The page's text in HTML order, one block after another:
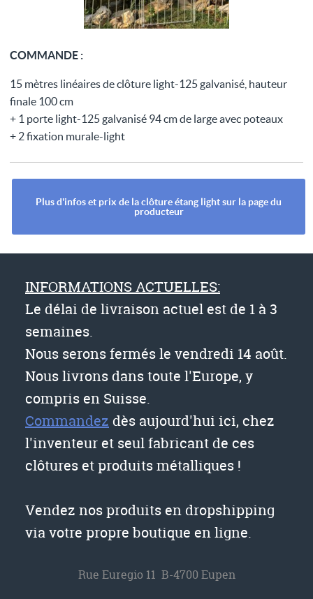
COMMANDE :
15 mètres linéaires de clôture light-125 galvanisé, hauteur
finale 100 cm
+ 1 porte light-125 galvanisé 94 cm de large avec poteaux
+ 2 fixation murale-light
Plus d'infos et prix de la clôture étang light sur la page du
producteur
INFORMATIONS ACTUELLES:
Le délai de livraison actuel est de 1 à 3
semaines.
Nous serons fermés le vendredi 14 août.
Nous livrons dans toute l'Europe, y
compris en Suisse.
Commandez dès aujourd'hui ici, chez
l'inventeur et seul fabricant de ces
clôtures et produits métalliques !
Vendez nos produits en dropshipping
via votre propre boutique en ligne.
Rue Euregio 11 B-4700 Eupen